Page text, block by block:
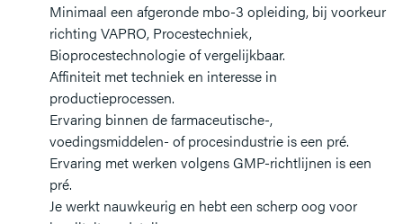
Minimaal een afgeronde mbo-3 opleiding, bij voorkeur
richting VAPRO, Procestechniek,
Bioprocestechnologie of vergelijkbaar.
Affiniteit met techniek en interesse in
productieprocessen.
Ervaring binnen de farmaceutische-,
voedingsmiddelen- of procesindustrie is een pré.
Ervaring met werken volgens GMP-richtlijnen is een
pré.
Je werkt nauwkeurig en hebt een scherp oog voor